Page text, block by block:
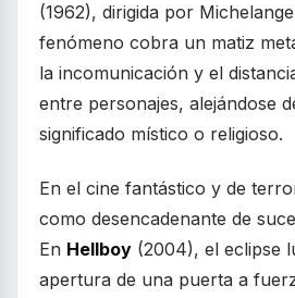
(1962), dirigida por
fenómeno cobra un matiz
la incomunicación y el
entre personajes, alejándose
significado místico o religioso.
En el cine fantástico y de
como desencadenante de
En Hellboy (2004), el eclipse
apertura de una puerta a